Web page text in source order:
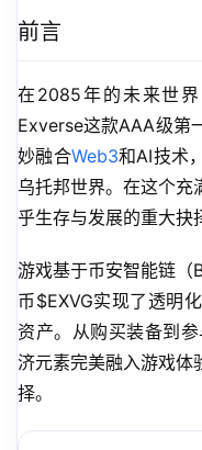
前言
在2085年的未来世
Exverse这款AAA级第
妙融合Web3和AI技术
乌托邦世界。在这个充
乎生存与发展的重大抉
游戏基于币安智能链（
币$EXVG实现了透明
资产。从购买装备到
济元素完美融入游戏体
择。